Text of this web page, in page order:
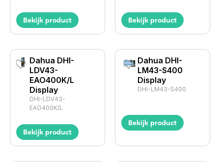
Bekijk product Bekijk product
Dahua DHI-
LDV43-
EAO400K/L
Display
DHI-LDV43-
EAO400K/L
Bekijk product
Dahua DHI-
LM43-S400
Display
DHI-LM43-S400
Bekijk product